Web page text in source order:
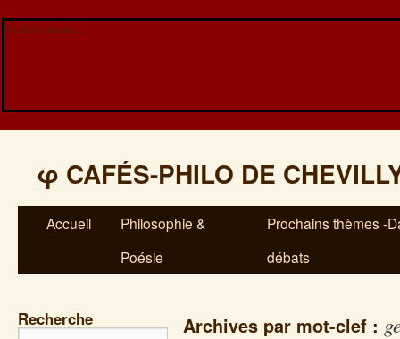
Veuillez patienter...
φ CAFÉS-PHILO DE
Accueil
Philosophie &
Poésie
Prochains thèmes -
débats
Recherche Archives par mot-clef :